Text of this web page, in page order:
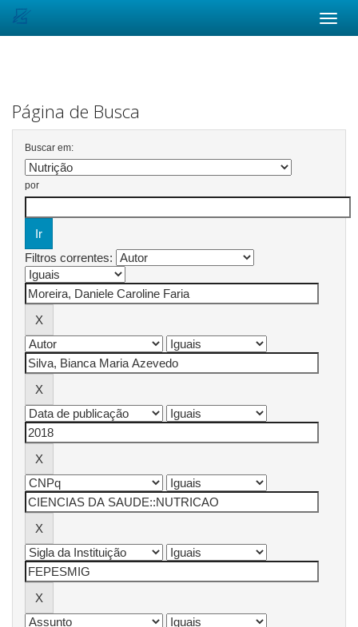
Página de Busca
Buscar em:
por
Filtros correntes: